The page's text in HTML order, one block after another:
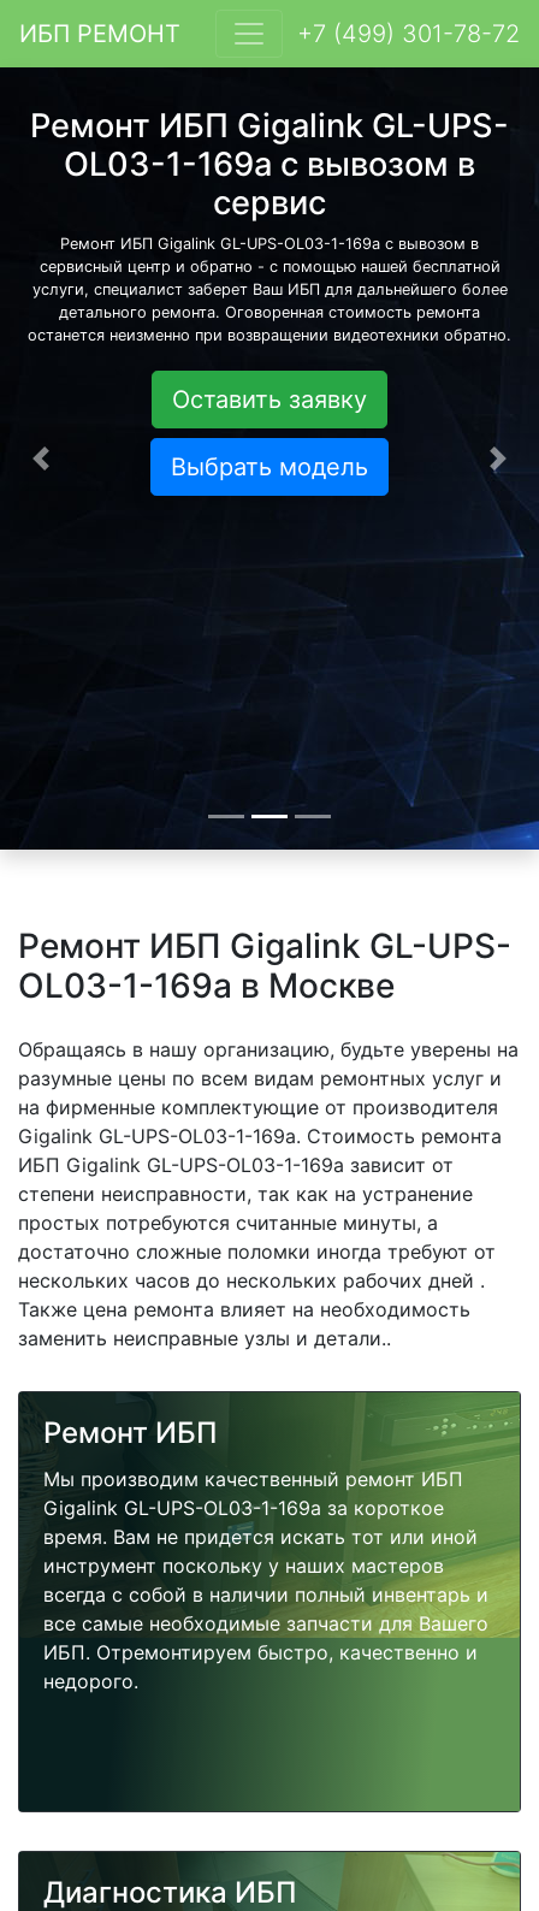
ИБП РЕМОНТ +7 (499) 301-78-72
Ремонт ИБП Gigalink GL-UPS-
OL03-1-169a с вывозом в
сервис
Ремонт ИБП Gigalink GL-UPS-OL03-1-169a с вывозом в
сервисный центр и обратно - с помощью нашей бесплатной
услуги, специалист заберет Ваш ИБП для дальнейшего более
детального ремонта. Оговоренная стоимость ремонта
останется неизменно при возвращении видеотехники обратно.
Оставить заявку
Выбрать модель
Предыдущая
Ремонт ИБП Gigalink GL-UPS-
OL03-1-169a в Москве
Обращаясь в нашу организацию, будьте уверены на
разумные цены по всем видам ремонтных услуг и
на фирменные комплектующие от производителя
Gigalink GL-UPS-OL03-1-169a. Стоимость ремонта
ИБП Gigalink GL-UPS-OL03-1-169a зависит от
степени неисправности, так как на устранение
простых потребуются считанные минуты, а
достаточно сложные поломки иногда требуют от
нескольких часов до нескольких рабочих дней .
Также цена ремонта влияет на необходимость
заменить неисправные узлы и детали..
Ремонт ИБП
Мы производим качественный ремонт ИБП
Gigalink GL-UPS-OL03-1-169a за короткое
время. Вам не придется искать тот или иной
инструмент поскольку у наших мастеров
всегда с собой в наличии полный инвентарь и
все самые необходимые запчасти для Вашего
ИБП. Отремонтируем быстро, качественно и
недорого.
Диагностика ИБП